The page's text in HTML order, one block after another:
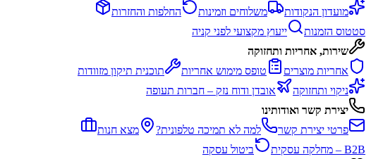
מועדון הנקודות
משלוחים וזמינות
החלפות והחזרות
סטטוס הזמנות
ייעוץ מקצועי לפני קניה
שירות, אחריות ותחזוקה
אחריות מוצרים
טופס מימוש אחריות
תוכנית תיקון מזוודות
ניקוי ותחזוקה
אובדן ודוח נזק – חברות תעופה
יצירת קשר ואודותינו
פרטי יצירת קשר
למה לא תמיכה טלפונית?
מצא חנות
B2B – מחלקה עסקית
ביטול עסקה